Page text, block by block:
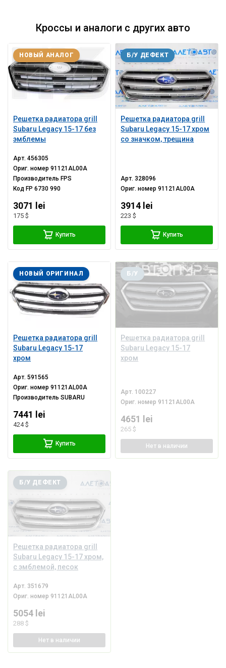
Кроссы и аналоги с других авто
Решетка радиатора grill
Subaru Legacy 15-17 без
эмблемы
НОВЫЙ АНАЛОГ
Арт.456305
Ориг. номер91121AL00A
Производитель FPS
Код FP 6730 990
3071 lei
175 $
Купить
Решетка радиатора grill
Subaru Legacy 15-17 хром
со значком, трещина
Б/У ДЕФЕКТ
Арт.328096
Ориг. номер91121AL00A
3914 lei
223 $
Купить
Решетка радиатора grill
Subaru Legacy 15-17
хром
НОВЫЙ ОРИГИНАЛ
Арт.591565
Ориг. номер91121AL00A
ПроизводительSUBARU
7441 lei
424 $
Купить
Решетка радиатора grill
Subaru Legacy 15-17
хром
Б/У
Арт. 100227
Ориг. номер 91121AL00A
4651 lei
265 $
Нет в наличии
Решетка радиатора grill
Subaru Legacy 15-17 хром,
с эмблемой, песок
Б/У ДЕФЕКТ
Арт. 351679
Ориг. номер 91121AL00A
5054 lei
288 $
Нет в наличии